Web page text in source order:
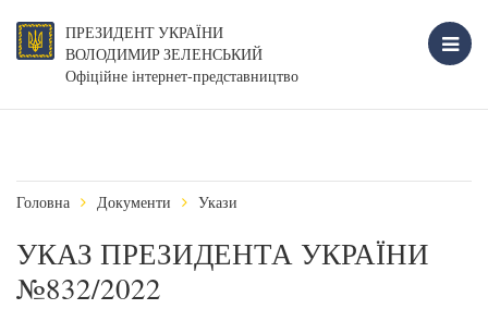
ПРЕЗИДЕНТ УКРАЇНИ
ВОЛОДИМИР ЗЕЛЕНСЬКИЙ
Офіційне інтернет-представництво
Головна Документи Укази
УКАЗ ПРЕЗИДЕНТА УКРАЇНИ
№832/2022